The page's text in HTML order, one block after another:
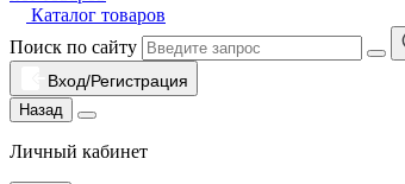
Каталог товаров
Поиск по сайту
Вход/Регистрация
Назад
Личный кабинет